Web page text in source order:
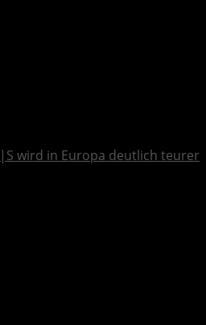
|S wird in Europa deutlich teurer